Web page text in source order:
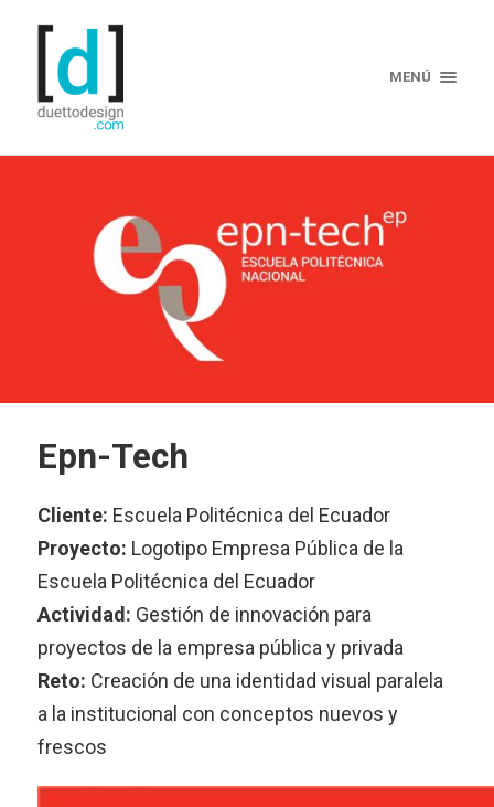
MENÚ
Epn-Tech
Cliente: Escuela Politécnica del Ecuador
Proyecto: Logotipo Empresa Pública de la
Escuela Politécnica del Ecuador
Actividad: Gestión de innovación para
proyectos de la empresa pública y privada
Reto: Creación de una identidad visual paralela
a la institucional con conceptos nuevos y
frescos